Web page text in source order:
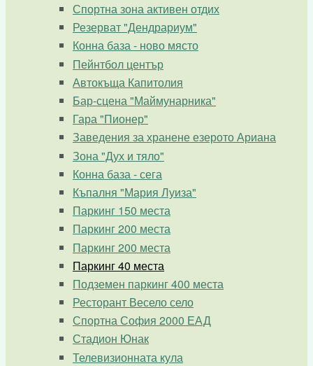
Спортна зона активен отдих
Резерват "Дендрариум"
Конна база - ново място
Пейнтбол център
Автокъща Капитолия
Бар-сцена "Маймунарника"
Гара "Пионер"
Заведения за хранене езерото Ариана
Зона "Дух и тяло"
Конна база - сега
Къпалня "Мария Луиза"
Паркинг 150 места
Паркинг 200 места
Паркинг 200 места
Паркинг 40 места
Подземен паркинг 400 места
Ресторант Весело село
Спортна София 2000 ЕАД
Стадион Юнак
Телевизионната кула